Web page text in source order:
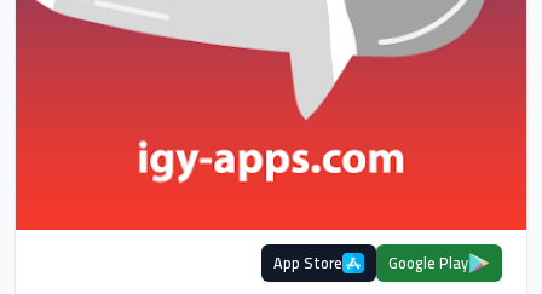
Google Play
App Store